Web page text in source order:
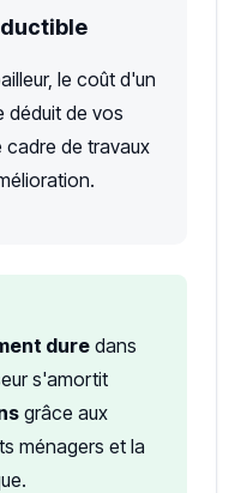
le coût d'un
déduit de vos
cadre de travaux
duredans
s'amortit
grâce aux
ménagers et la